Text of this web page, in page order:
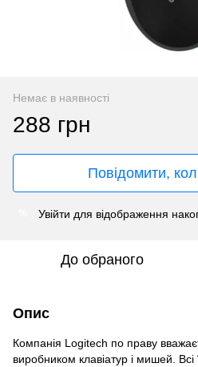
Немає в наявності
288 грн
Повідомити,
Увійти для відображення
До обраного
Опис
Компанія Logitech по праву
виробником клавіатур і мишей. Всі